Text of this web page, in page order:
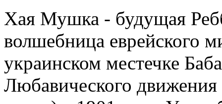
Хая Мушка - будущая
волшебница еврейского
украинском местечке
Любавического